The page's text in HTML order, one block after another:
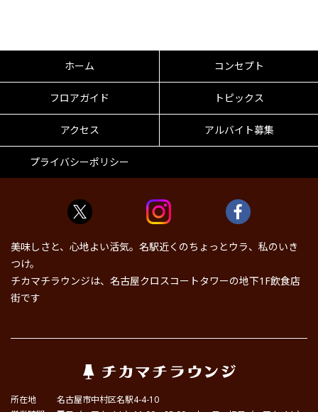
ホーム コンセプト
フロアガイド トピックス
アクセス アルバイト募集
プライバシーポリシー
美味しさと、心地よい活気。名駅近くのちょっとウラ、私のいき
つけ。
チカマチラウンジは、名古屋クロスコートタワーの地下1F飲食店
街です
所在地
名古屋市中村区名駅4-4-10